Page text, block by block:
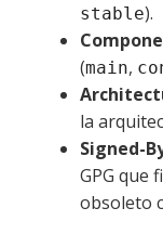
stable).
(main,
la
Signed-
GPG que
obsoleto